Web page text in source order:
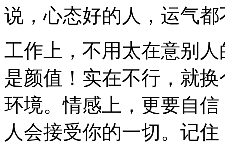
说，心态好的人，运气
工作上，不用太在意别
是颜值！实在不行，就
环境。情感上，更要自
人会接受你的一切。记